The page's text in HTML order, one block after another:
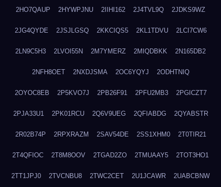
2HO7QAUP 2HYWPJNU 2IIHI162 2J4TVL9Q 2JDKS9WZ
2JG4QYDE 2JSJLGSQ 2KKCIQS5 2KL1TDVU 2LCI7CW6
2LN9C5H3 2LVOI55N 2M7YMERZ 2MIQDBKK 2N165DB2
2NFH8OET 2NXDJSMA 2OC6YQYJ 2ODHTNIQ
2OYOC8EB 2P5KVO7J 2PB26F91 2PFU2MB3 2PGICZT7
2PJA33U1 2PK01RCU 2Q6V9UEG 2QFIABDG 2QYABSTR
2R02B74P 2RPXRAZM 2SAV54DE 2SS1XHM0 2T0TIR21
2T4QFIOC 2T8M8OOV 2TGAD2ZO 2TMUAAY5 2TOT3HO1
2TT1JPJ0 2TVCNBU8 2TWC2CET 2U1JCAWR 2UABCBNW